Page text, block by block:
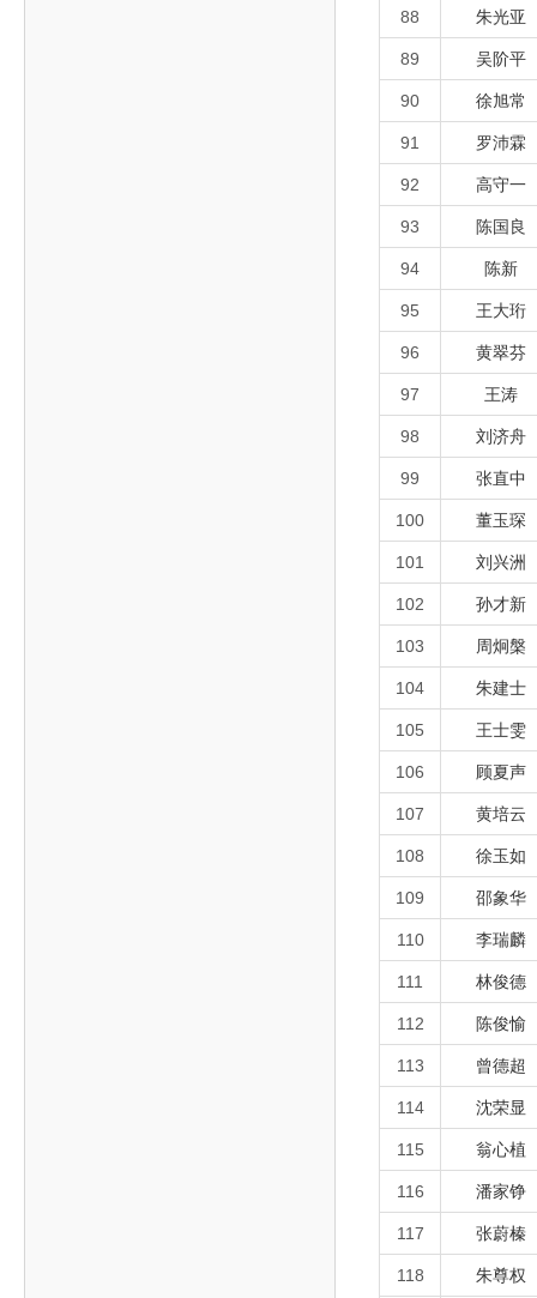
88 朱光亚
89 吴阶平
90 徐旭常
91 罗沛霖
92 高守一
93 陈国良
94 陈新
95 王大珩
96 黄翠芬
97 王涛
98 刘济舟
99 张直中
100 董玉琛
101 刘兴洲
102 孙才新
103 周炯槃
104 朱建士
105 王士雯
106 顾夏声
107 黄培云
108 徐玉如
109 邵象华
110 李瑞麟
111 林俊德
112 陈俊愉
113 曾德超
114 沈荣显
115 翁心植
116 潘家铮
117 张蔚榛
118 朱尊权